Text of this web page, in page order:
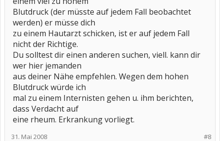
Blutdruck (der müsste auf jedem Fall beobachtet
werden) er müsse dich
zu einem Hautarzt schicken, ist er auf jedem Fall
nicht der Richtige.
Du solltest dir einen anderen suchen, viell. kann dir
wer hier jemanden
aus deiner Nähe empfehlen. Wegen dem hohen
Blutdruck würde ich
mal zu einem Internisten gehen u. ihm berichten,
dass Verdacht auf
eine rheum. Erkrankung vorliegt.
#8
31. Mai 2008